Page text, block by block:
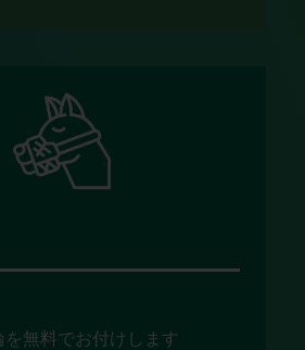
無料でお付けします